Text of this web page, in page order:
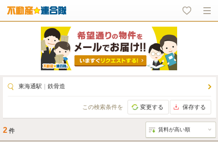
東海通駅 鉄骨造
この検索条件を 変更する 保存する
2 件